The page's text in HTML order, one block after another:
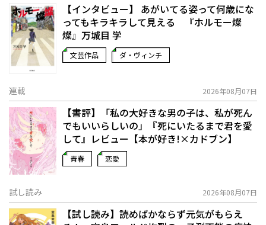
【インタビュー】 あがいてる姿って何歳にな
ってもキラキラして見える 『ホルモー燦
燦』万城目 学
文芸作品 ダ・ヴィンチ
連載 2026年08月07日
【書評】「私の大好きな男の子は、私が死ん
でもいいらしいの」――『死にいたるまで君を愛
して』レビュー【本が好き!×カドブン】
青春 恋愛
試し読み 2026年08月07日
【試し読み】読めばかならず元気がもらえ